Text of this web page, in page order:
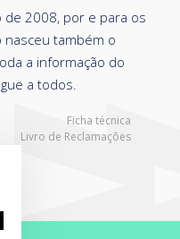
Ficha técnica
Livro de Reclamações
de 2008, por e para os
nasceu também o
a informação do
a todos.